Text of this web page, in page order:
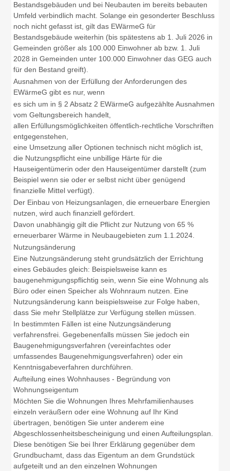
Bestandsgebäuden und bei Neubauten im bereits bebauten
Umfeld verbindlich macht. Solange ein gesonderter Beschluss
noch nicht gefasst ist, gilt das EWärmeG für
Bestandsgebäude weiterhin (bis spätestens ab 1. Juli 2026 in
Gemeinden größer als 100.000 Einwohner ab bzw. 1. Juli
2028 in Gemeinden unter 100.000 Einwohner das GEG auch
für den Bestand greift).
Ausnahmen von der Erfüllung der Anforderungen des
EWärmeG gibt es nur, wenn
es sich um in § 2 Absatz 2 EWärmeG aufgezählte Ausnahmen
vom Geltungsbereich handelt,
allen Erfüllungsmöglichkeiten öffentlich-rechtliche Vorschriften
entgegenstehen,
eine Umsetzung aller Optionen technisch nicht möglich ist,
die Nutzungspflicht eine unbillige Härte für die
Hauseigentümerin oder den Hauseigentümer darstellt (zum
Beispiel wenn sie oder er selbst nicht über genügend
finanzielle Mittel verfügt).
Der Einbau von Heizungsanlagen, die erneuerbare Energien
nutzen, wird auch finanziell gefördert.
Davon unabhängig gilt die Pflicht zur Nutzung von 65 %
erneuerbarer Wärme in Neubaugebieten zum 1.1.2024.
Nutzungsänderung
Eine Nutzungsänderung steht grundsätzlich der Errichtung
eines Gebäudes gleich: Beispielsweise kann es
baugenehmigungspflichtig sein, wenn Sie eine Wohnung als
Büro oder einen Speicher als Wohnraum nutzen. Eine
Nutzungsänderung kann beispielsweise zur Folge haben,
dass Sie mehr Stellplätze zur Verfügung stellen müssen.
In bestimmten Fällen ist eine Nutzungsänderung
verfahrensfrei. Gegebenenfalls müssen Sie jedoch ein
Baugenehmigungsverfahren (vereinfachtes oder
umfassendes Baugenehmigungsverfahren) oder ein
Kenntnisgabeverfahren durchführen.
Aufteilung eines Wohnhauses - Begründung von
Wohnungseigentum
Möchten Sie die Wohnungen Ihres Mehrfamilienhauses
einzeln veräußern oder eine Wohnung auf Ihr Kind
übertragen, benötigen Sie unter anderem eine
Abgeschlossenheitsbescheinigung und einen Aufteilungsplan.
Diese benötigen Sie bei Ihrer Erklärung gegenüber dem
Grundbuchamt, dass das Eigentum an dem Grundstück
aufgeteilt und an den einzelnen Wohnungen